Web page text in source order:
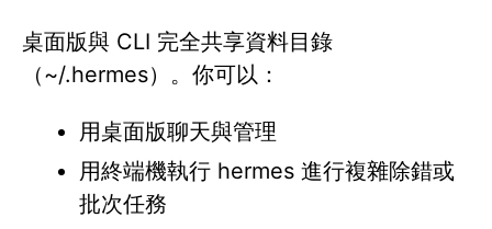
桌面版與 CLI 完全共享資料目錄
（~/.hermes）。你可以：
用桌面版聊天與管理
用終端機執行 hermes 進行複雜除錯或
批次任務